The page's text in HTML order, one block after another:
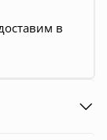
оставим в